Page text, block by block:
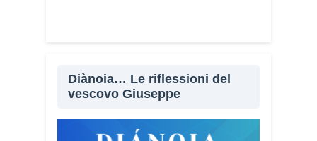
Diànoia… Le riflessioni del
vescovo Giuseppe